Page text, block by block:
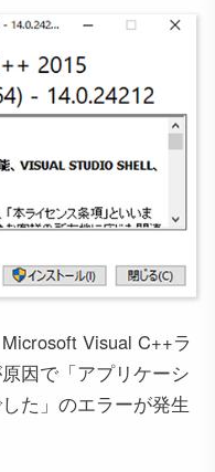
Visual C++ラ
因で「アプリケーシ
た」のエラーが発生